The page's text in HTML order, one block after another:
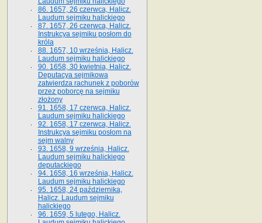
86. 1657, 26 czerwca, Halicz.
Laudum sejmiku halickiego
87. 1657, 26 czerwca, Halicz.
Instrukcya sejmiku posłom do
króla
88. 1657, 10 września, Halicz.
Laudum sejmiku halickiego
90. 1658, 30 kwietnia, Halicz.
Deputacya sejmikowa
zatwierdza rachunek z poborów
przez poborcę na sejmiku
złożony
91. 1658, 17 czerwca, Halicz.
Laudum sejmiku halickiego
92. 1658, 17 czerwca, Halicz.
Instrukcya sejmiku posłom na
sejm walny
93. 1658, 9 września, Halicz.
Laudum sejmiku halickiego
deputackiego
94. 1658, 16 września, Halicz.
Laudum sejmiku halickiego
95. 1658, 24 października,
Halicz. Laudum sejmiku
halickiego
96. 1659, 5 lutego, Halicz.